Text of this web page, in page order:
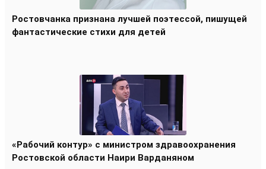
Ростовчанка признана лучшей поэтессой, пишущей
фантастические стихи для детей
«Рабочий контур» с министром здравоохранения
Ростовской области Наири Варданяном